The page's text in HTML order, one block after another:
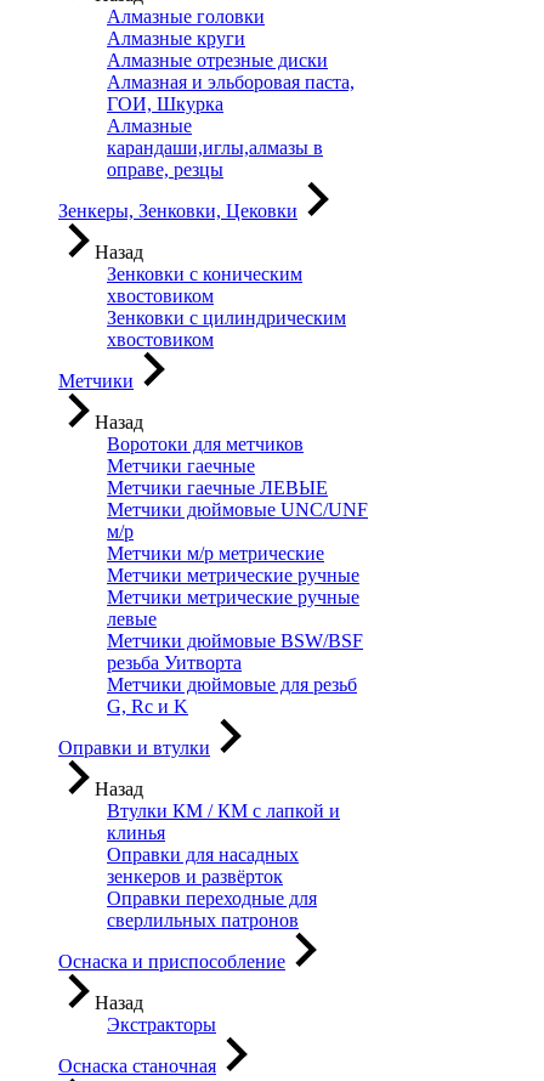
Алмазные головки
Алмазные круги
Алмазные отрезные диски
Алмазная и эльборовая паста,
ГОИ, Шкурка
Алмазные
карандаши,иглы,алмазы в
оправе, резцы
Зенкеры, Зенковки, Цековки
Назад
Зенковки с коническим
хвостовиком
Зенковки с цилиндрическим
хвостовиком
Метчики
Назад
Воротоки для метчиков
Метчики гаечные
Метчики гаечные ЛЕВЫЕ
Метчики дюймовые UNC/UNF
м/р
Метчики м/р метрические
Метчики метрические ручные
Метчики метрические ручные
левые
Метчики дюймовые BSW/BSF
резьба Уитворта
Метчики дюймовые для резьб
G, Rc и K
Оправки и втулки
Назад
Втулки КМ / КМ с лапкой и
клинья
Оправки для насадных
зенкеров и развёрток
Оправки переходные для
сверлильных патронов
Оснаска и приспособление
Назад
Экстракторы
Оснаска станочная